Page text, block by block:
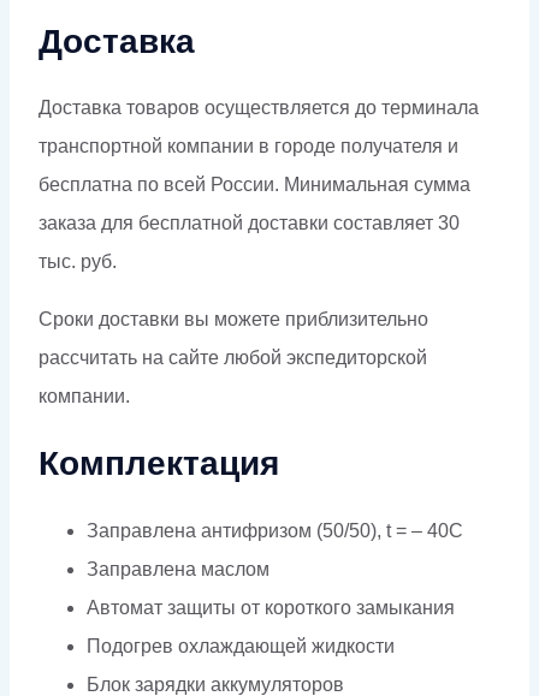
Доставка
Доставка товаров осуществляется до терминала
транспортной компании в городе получателя и
бесплатна по всей России. Минимальная сумма
заказа для бесплатной доставки составляет 30
тыс. руб.
Сроки доставки вы можете приблизительно
рассчитать на сайте любой экспедиторской
компании.
Комплектация
Заправлена антифризом (50/50), t = – 40C
Заправлена маслом
Автомат защиты от короткого замыкания
Подогрев охлаждающей жидкости
Блок зарядки аккумуляторов